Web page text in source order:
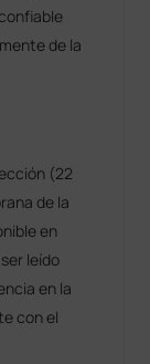
de la
(22
de la
en
leído
en la
con el